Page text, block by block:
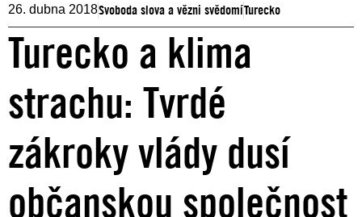
26. dubna 2018Svoboda slova a vězni svědomíTurecko
Turecko a klima
strachu: Tvrdé
zákroky vlády dusí
občanskou společnost